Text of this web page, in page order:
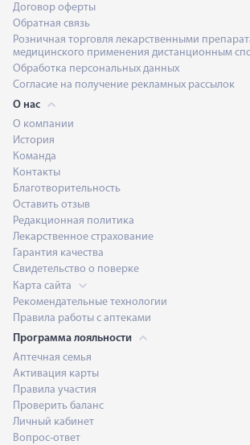
Договор оферты
Обратная связь
Розничная торговля лекарственными
медицинского применения дистанционным
Обработка персональных данных
Согласие на получение рекламных рассылок
О нас
О компании
История
Команда
Контакты
Благотворительность
Оставить отзыв
Редакционная политика
Лекарственное страхование
Гарантия качества
Свидетельство о поверке
Карта сайта
Рекомендательные технологии
Правила работы с аптеками
Программа лояльности
Аптечная семья
Активация карты
Правила участия
Проверить баланс
Личный кабинет
Вопрос-ответ